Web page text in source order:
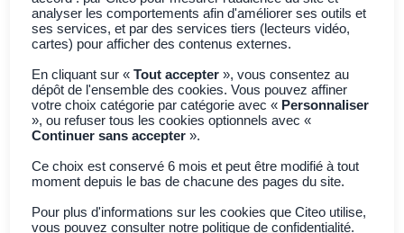
Actualités
Adhérer à CITEO
Retour à toutes les actualités
Collecte & Tri
Améliorer les
performances de
analyser les comportements afin d'améliorer ses outils et
ses services, et par des services tiers (lecteurs vidéo,
cartes) pour afficher des contenus externes.
En cliquant sur «Tout accepter », vous consentez au
dépôt de l'ensemble des cookies. Vous pouvez affiner
votre choix catégorie par catégorie avec « Personnaliser
», ou refuser tous les cookies optionnels avec «
Continuer sans accepter ».
Ce choix est conservé 6 mois et peut être modifié à tout
moment depuis le bas de chacune des pages du site.
Pour plus d'informations sur les cookies que Citeo utilise,
vous pouvezconsulter notre politique de confidentialité.